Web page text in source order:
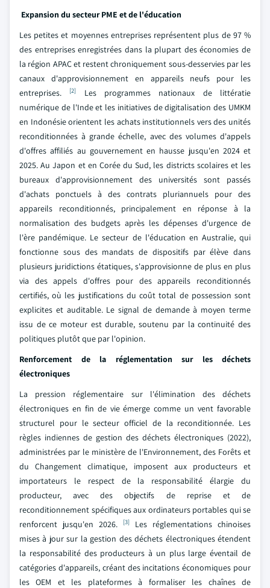
Expansion du secteur PME et de l'éducation
Les petites et moyennes entreprises représentent plus de 97 %
des entreprises enregistrées dans la plupart des économies de
la région APAC et restent chroniquement sous-desservies par les
canaux d'approvisionnement en appareils neufs pour les
entreprises.
[2]
Les programmes nationaux de littératie
numérique de l'Inde et les initiatives de digitalisation des UMKM
en Indonésie orientent les achats institutionnels vers des unités
reconditionnées à grande échelle, avec des volumes d'appels
d'offres affiliés au gouvernement en hausse jusqu'en 2024 et
2025. Au Japon et en Corée du Sud, les districts scolaires et les
bureaux d'approvisionnement des universités sont passés
d'achats ponctuels à des contrats pluriannuels pour des
appareils reconditionnés, principalement en réponse à la
normalisation des budgets après les dépenses d'urgence de
l'ère pandémique. Le secteur de l'éducation en Australie, qui
fonctionne sous des mandats de dispositifs par élève dans
plusieurs juridictions étatiques, s'approvisionne de plus en plus
via des appels d'offres pour des appareils reconditionnés
certifiés, où les justifications du coût total de possession sont
explicites et auditable. Le signal de demande à moyen terme
issu de ce moteur est durable, soutenu par la continuité des
politiques plutôt que par l'opinion.
Renforcement de la réglementation sur les déchets
électroniques
La pression réglementaire sur l'élimination des déchets
électroniques en fin de vie émerge comme un vent favorable
structurel pour le secteur officiel de la reconditionnée. Les
règles indiennes de gestion des déchets électroniques (2022),
administrées par le ministère de l'Environnement, des Forêts et
du Changement climatique, imposent aux producteurs et
importateurs le respect de la responsabilité élargie du
producteur, avec des objectifs de reprise et de
reconditionnement spécifiques aux ordinateurs portables qui se
renforcent jusqu'en 2026.
[3]
Les réglementations chinoises
mises à jour sur la gestion des déchets électroniques étendent
la responsabilité des producteurs à un plus large éventail de
catégories d'appareils, créant des incitations économiques pour
les OEM et les plateformes à formaliser les chaînes de